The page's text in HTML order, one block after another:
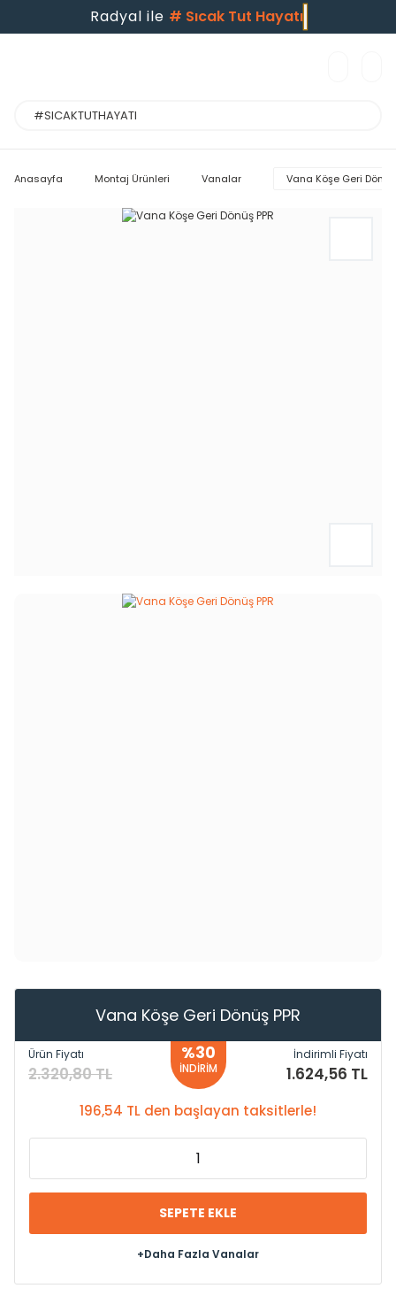
Radyal ile # Sıcak Tut Hayatı
Anasayfa Montaj Ürünleri Vanalar Vana Köşe Geri Dönüş
Vana Köşe Geri Dönüş PPR
Ürün Fiyatı
2.320,80 TL
%30
İNDİRİM
İndirimli Fiyatı
1.624,56 TL
196,54 TL den başlayan taksitlerle!
SEPETE EKLE
+Daha Fazla Vanalar